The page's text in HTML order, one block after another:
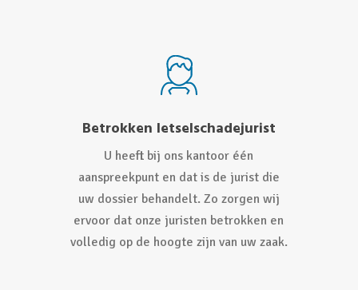
Betrokken letselschadejurist
U heeft bij ons kantoor één
aanspreekpunt en dat is de jurist die
uw dossier behandelt. Zo zorgen wij
ervoor dat onze juristen betrokken en
volledig op de hoogte zijn van uw zaak.